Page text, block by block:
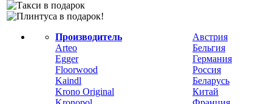
Производитель
Arteo
Egger
Floorwood
Kaindl
Krono Original
Австрия
Бельгия
Германия
Россия
Беларусь
Китай